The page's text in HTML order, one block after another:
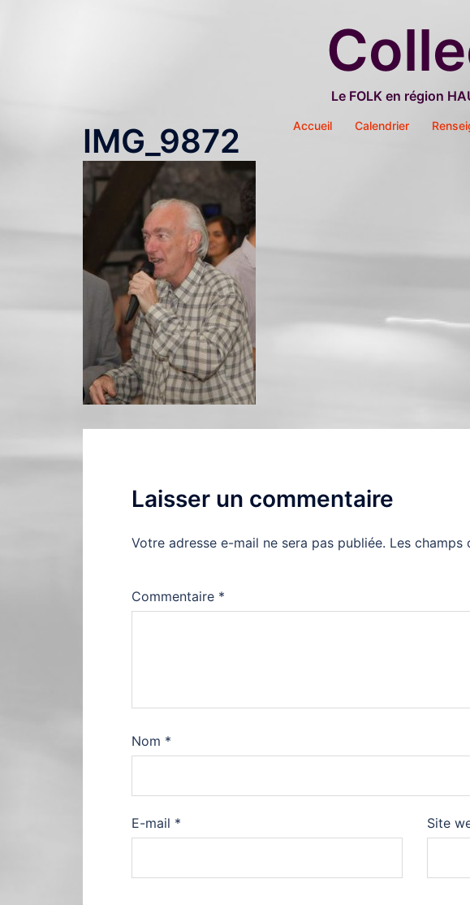
Le FOLK en région
Accueil Calendrier
IMG_9872
Laisser un commentaire
Votre adresse e-mail ne sera pas publiée. Les champs
Commentaire *
Nom *
E-mail * Site